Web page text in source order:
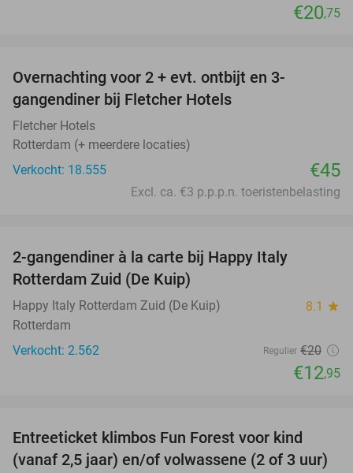
€20,75
Overnachting voor 2 + evt. ontbijt en 3-
gangendiner bij Fletcher Hotels
Fletcher Hotels
Rotterdam (+ meerdere locaties)
Verkocht: 18.555
€45
Excl. ca. €3 p.p.p.n. toeristenbelasting
2-gangendiner à la carte bij Happy Italy
Rotterdam Zuid (De Kuip)
Happy Italy Rotterdam Zuid (De Kuip) 8.1 star
Rotterdam
Verkocht: 2.562
Regulier €20
€12,95
Entreeticket klimbos Fun Forest voor kind
(vanaf 2,5 jaar) en/of volwassene (2 of 3 uur)